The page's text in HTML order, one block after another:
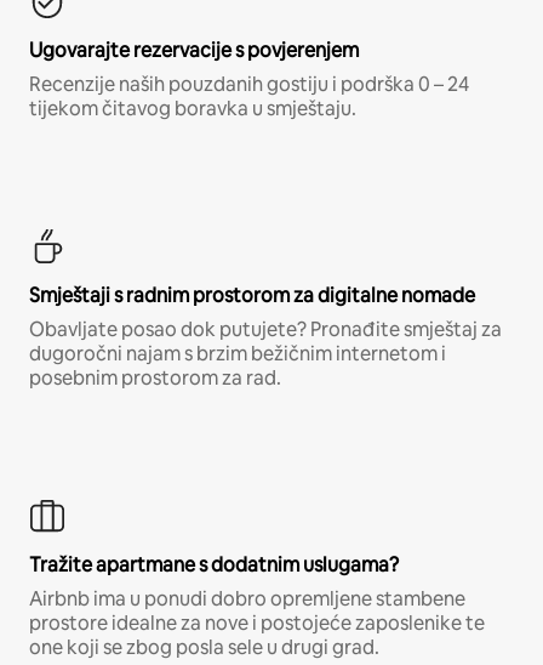
Ugovarajte rezervacije s povjerenjem
Recenzije naših pouzdanih gostiju i podrška 0 – 24
tijekom čitavog boravka u smještaju.
Smještaji s radnim prostorom za digitalne nomade
Obavljate posao dok putujete? Pronađite smještaj za
dugoročni najam s brzim bežičnim internetom i
posebnim prostorom za rad.
Tražite apartmane s dodatnim uslugama?
Airbnb ima u ponudi dobro opremljene stambene
prostore idealne za nove i postojeće zaposlenike te
one koji se zbog posla sele u drugi grad.